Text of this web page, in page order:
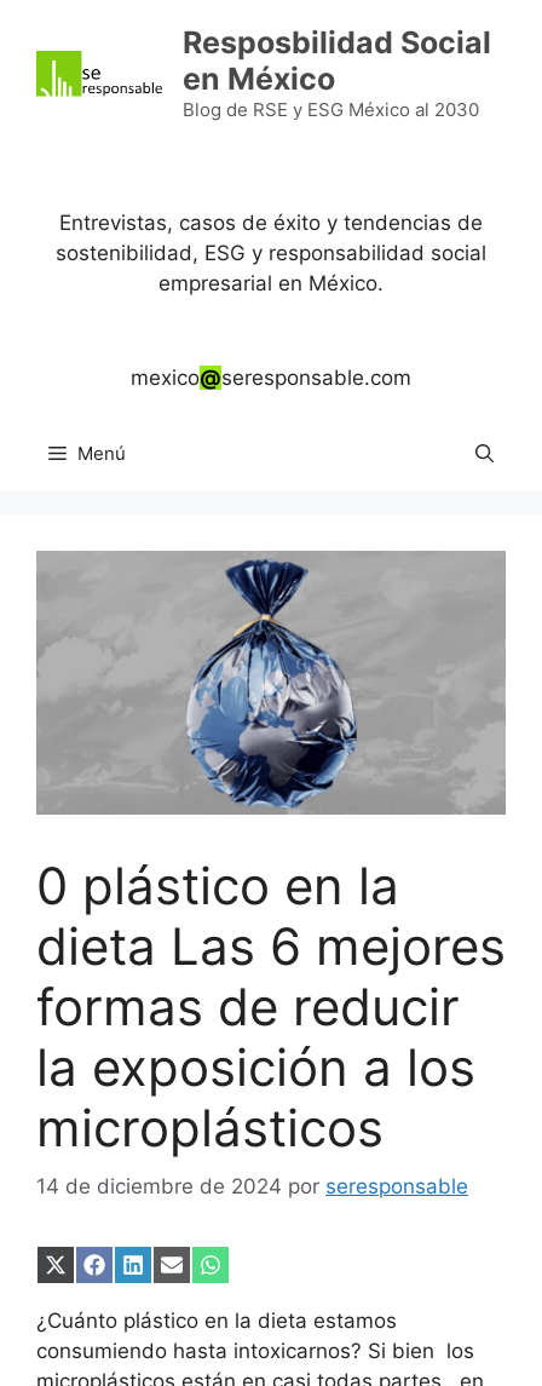
contenido
Resposbilidad Social
en México
Blog de RSE y ESG México al 2030
Entrevistas, casos de éxito y tendencias de
sostenibilidad, ESG y responsabilidad social
empresarial en México.
mexico@seresponsable.com
Menú
0 plástico en la
dieta Las 6 mejores
formas de reducir
la exposición a los
microplásticos
14 de diciembre de 2024 por seresponsable
Compartir
X
(Twitter)
Compartir
Facebook
Compartir
LinkedIn
Compartir
Email
Compartir
WhatsApp
¿Cuánto plástico en la dieta estamos
consumiendo hasta intoxicarnos? Si bien los